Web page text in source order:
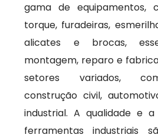
gama de equipamentos,
torque, furadeiras,
alicates e brocas,
montagem, reparo e
setores variados,
construção civil,
industrial. A qualidade e a
ferramentas industriais